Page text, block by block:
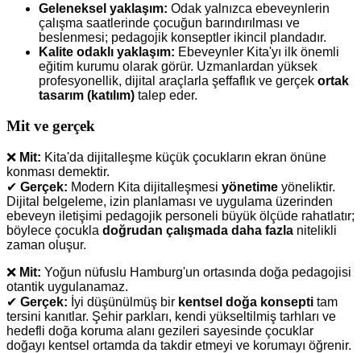
Geleneksel yaklaşım: Odak yalnızca ebeveynlerin
çalışma saatlerinde çocuğun barındırılması ve
beslenmesi; pedagojik konseptler ikincil plandadır.
Kalite odaklı yaklaşım: Ebeveynler Kita'yı ilk önemli
eğitim kurumu olarak görür. Uzmanlardan yüksek
profesyonellik, dijital araçlarla şeffaflık ve gerçek ortak
tasarım (katılım) talep eder.
Mit ve gerçek
❌ Mit: Kita'da dijitalleşme küçük çocukların ekran önüne
konması demektir.
✔ Gerçek: Modern Kita dijitalleşmesi yönetime yöneliktir.
Dijital belgeleme, izin planlaması ve uygulama üzerinden
ebeveyn iletişimi pedagojik personeli büyük ölçüde rahatlatır;
böylece çocukla doğrudan çalışmada daha fazla nitelikli
zaman oluşur.
❌ Mit: Yoğun nüfuslu Hamburg'un ortasında doğa pedagojisi
otantik uygulanamaz.
✔ Gerçek: İyi düşünülmüş bir kentsel doğa konsepti tam
tersini kanıtlar. Şehir parkları, kendi yükseltilmiş tarhları ve
hedefli doğa koruma alanı gezileri sayesinde çocuklar
doğayı kentsel ortamda da takdir etmeyi ve korumayı öğrenir.